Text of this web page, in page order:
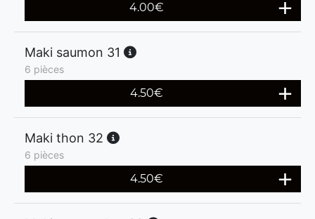
4.00€
Maki saumon 31
6 pièces
4.50€
Maki thon 32
6 pièces
4.50€